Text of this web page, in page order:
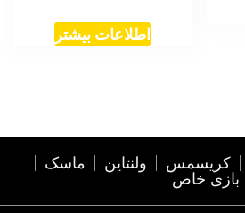
اطلاعات بیشتر
کریسمس ولنتاین ماسک
بازی خاص